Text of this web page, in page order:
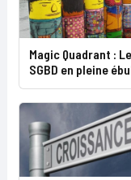
Magic Quadrant :
SGBD en pleine